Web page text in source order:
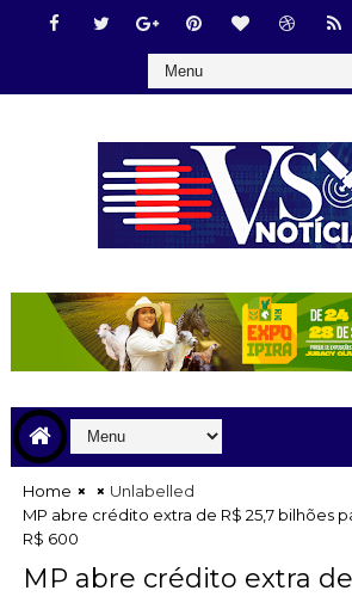
Home
Unlabelled
MP abre crédito extra de R$ 25,7 bilhões
R$ 600
MP abre crédito extra de